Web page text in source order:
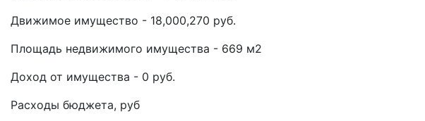
Движимое имущество - 18,000,270 руб.
Площадь недвижимого имущества - 669 м2
Доход от имущества - 0 руб.
Расходы бюджета, руб